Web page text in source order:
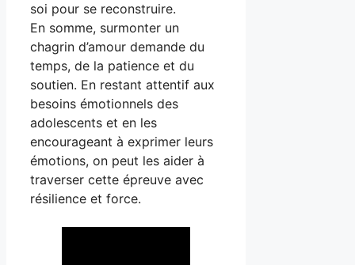
soi pour se reconstruire.
En somme, surmonter un
chagrin d’amour demande du
temps, de la patience et du
soutien. En restant attentif aux
besoins émotionnels des
adolescents et en les
encourageant à exprimer leurs
émotions, on peut les aider à
traverser cette épreuve avec
résilience et force.